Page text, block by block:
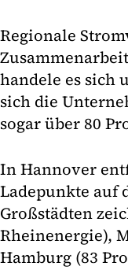
Regionale
handele es sich
sich die
sogar über 80
In Hannover
Ladepunkte auf
Großstädten
Rheinenergie),
Hamburg (83